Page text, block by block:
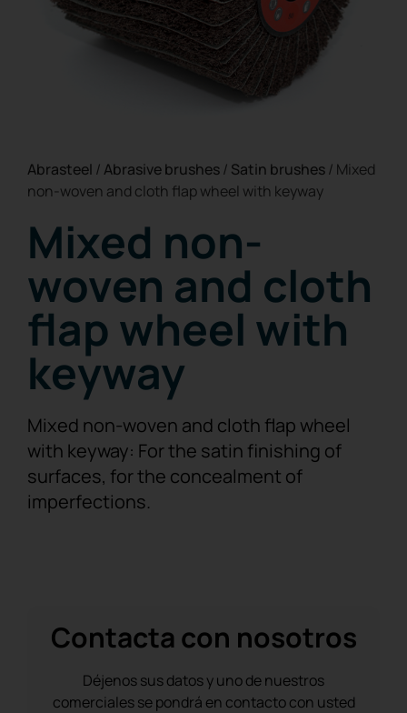
Abrasteel / Abrasive brushes/ Satin brushes/ Mixed
non-woven and cloth flap wheel with keyway
Mixed non-
woven and cloth
flap wheel with
keyway
Mixed non-woven and cloth flap wheel
with keyway: For the satin finishing of
surfaces, for the concealment of
imperfections.
Contacta con nosotros
Déjenos sus datos y uno de nuestros
comerciales se pondrá en contacto con usted